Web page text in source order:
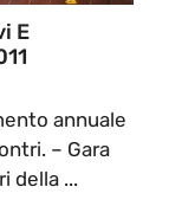
E
annuale
– Gara
della ...